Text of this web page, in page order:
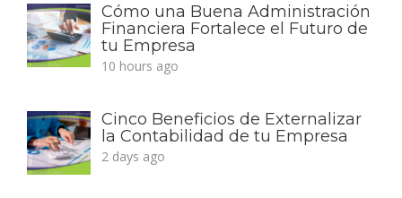
Cómo una Buena Administración
Financiera Fortalece el Futuro de
tu Empresa
10 hours ago
Cinco Beneficios de Externalizar
la Contabilidad de tu Empresa
2 days ago